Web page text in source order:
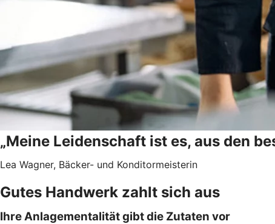
„Meine Leidenschaft ist es, aus den
Lea Wagner, Bäcker- und Konditormeisterin
Gutes Handwerk zahlt sich aus
Ihre Anlagementalität gibt die Zutaten vor